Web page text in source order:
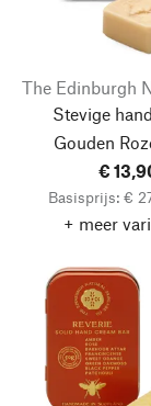
Stevige
Gouden
€
Basisprijs: €
+ meer